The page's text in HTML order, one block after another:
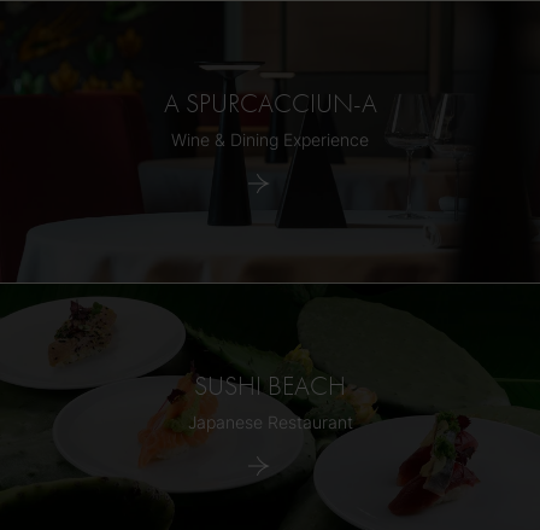
A SPURCACCIUN-A
Wine & Dining Experience
SUSHI BEACH
Japanese Restaurant